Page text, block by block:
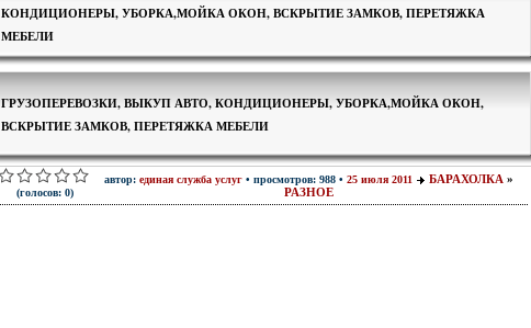
КОНДИЦИОНЕРЫ, УБОРКА,МОЙКА ОКОН, ВСКРЫТИЕ ЗАМКОВ, ПЕРЕТЯЖКА
МЕБЕЛИ
ГРУЗОПЕРЕВОЗКИ, ВЫКУП АВТО, КОНДИЦИОНЕРЫ, УБОРКА,МОЙКА ОКОН,
ВСКРЫТИЕ ЗАМКОВ, ПЕРЕТЯЖКА МЕБЕЛИ
(голосов: 0)
автор: единая служба услуг • просмотров: 988 • 25 июля 2011 БАРАХОЛКА »
РАЗНОЕ